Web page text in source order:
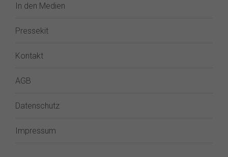
In den Medien
Pressekit
Kontakt
AGB
Datenschutz
Impressum